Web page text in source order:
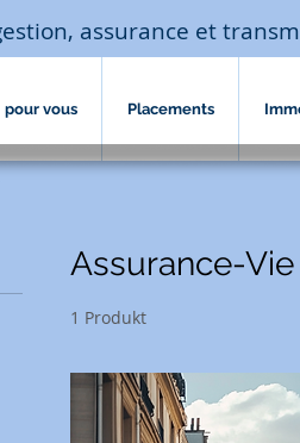
assurance et
pour vous Placements
Assurance-Vie
1 Produkt